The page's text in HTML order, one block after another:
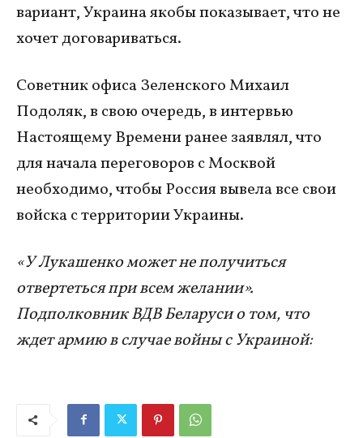
вариант, Украина якобы показывает, что не
хочет договариваться.
Советник офиса Зеленского Михаил
Подоляк, в свою очередь, в интервью
Настоящему Времени ранее заявлял, что
для начала переговоров с Москвой
необходимо, чтобы Россия вывела все свои
войска с территории Украины.
«У Лукашенко может не получиться
отвертеться при всем желании».
Подполковник ВДВ Беларуси о том, что
ждет армию в случае войны с Украиной: